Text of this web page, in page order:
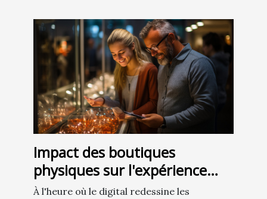
Impact des boutiques
physiques sur l'expérience
client à l'ère du numérique
À l'heure où le digital redessine les